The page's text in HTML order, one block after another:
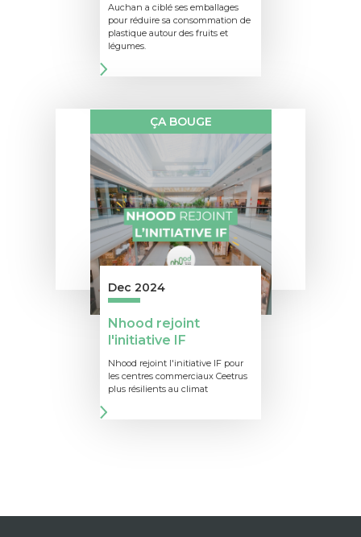
Auchan a ciblé ses emballages
pour réduire sa consommation de
plastique autour des fruits et
légumes.
ÇA BOUGE
Dec 2024
Nhood rejoint
l'initiative IF
Nhood rejoint l'initiative IF pour
les centres commerciaux Ceetrus
plus résilients au climat